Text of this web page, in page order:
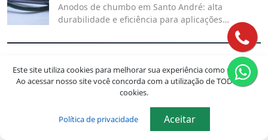
Anodos de chumbo em Santo André: alta
durabilidade e eficiência para aplicações
industriais. Qualidade garantida para seus
processos eletroquímicos. Solicite um orçamento!
Pastilhas para contatos elétricos na
Mooca
Veja como as pastilhas para contatos elétricos
garantem eficiência e confiabilidade aos
dispositivos elétricos, oferecendo uma conexão
estável e durável para diversas aplicações.
Este site utiliza cookies para melhorar sua experiência como usuário.
Ao acessar nosso site você concorda com a utilização de TODOS os
cookies.
Política de privacidade Aceitar